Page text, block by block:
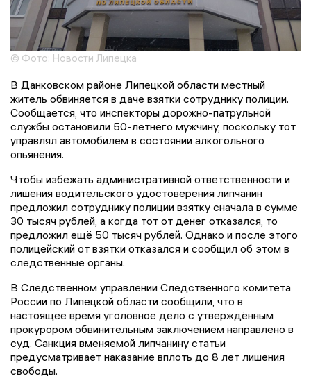
© Фото: Новости Липецка
В Данковском районе Липецкой области местный
житель обвиняется в даче взятки сотруднику полиции.
Сообщается, что инспекторы дорожно-патрульной
службы остановили 50-летнего мужчину, поскольку тот
управлял автомобилем в состоянии алкогольного
опьянения.
Чтобы избежать административной ответственности и
лишения водительского удостоверения липчанин
предложил сотруднику полиции взятку сначала в сумме
30 тысяч рублей, а когда тот от денег отказался, то
предложил ещё 50 тысяч рублей. Однако и после этого
полицейский от взятки отказался и сообщил об этом в
следственные органы.
В Следственном управлении Следственного комитета
России по Липецкой области сообщили, что в
настоящее время уголовное дело с утверждённым
прокурором обвинительным заключением направлено в
суд. Санкция вменяемой липчанину статьи
предусматривает наказание вплоть до 8 лет лишения
свободы.